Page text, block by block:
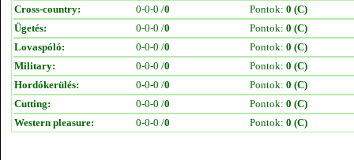
Cross-country:
0-0-0 /0 Pontok: 0 (C)
Ügetés:
0-0-0 /0 Pontok: 0 (C)
Lovaspóló:
0-0-0 /0 Pontok: 0 (C)
Military:
0-0-0 /0 Pontok: 0 (C)
Hordókerülés:
0-0-0 /0 Pontok: 0 (C)
Cutting:
0-0-0 /0 Pontok: 0 (C)
Western pleasure:
0-0-0 /0 Pontok: 0 (C)